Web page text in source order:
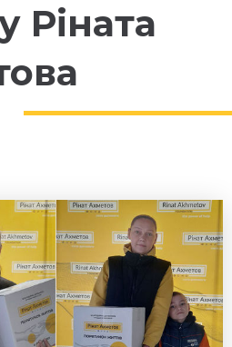
Ріната